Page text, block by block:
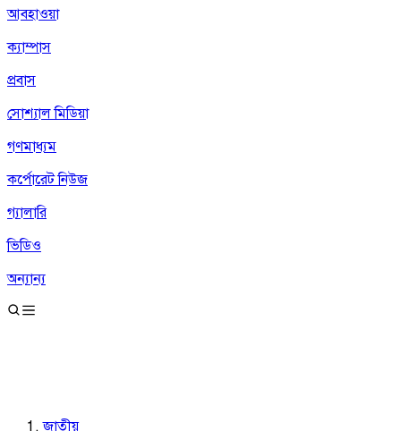
আবহাওয়া
ক্যাম্পাস
প্রবাস
সোশ্যাল মিডিয়া
গণমাধ্যম
কর্পোরেট নিউজ
গ্যালারি
ভিডিও
অন্যান্য
জাতীয়